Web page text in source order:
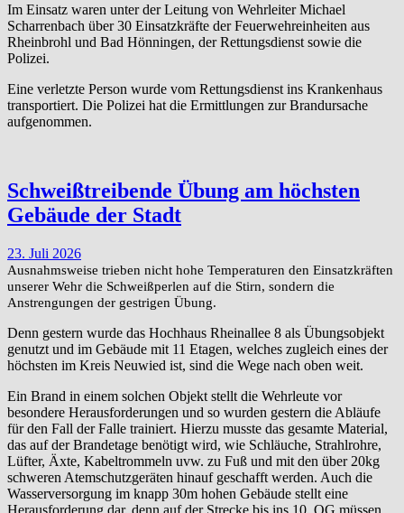
Im Einsatz waren unter der Leitung von Wehrleiter Michael
Scharrenbach über 30 Einsatzkräfte der Feuerwehreinheiten aus
Rheinbrohl und Bad Hönningen, der Rettungsdienst sowie die
Polizei.
Eine verletzte Person wurde vom Rettungsdienst ins Krankenhaus
transportiert. Die Polizei hat die Ermittlungen zur Brandursache
aufgenommen.
Schweißtreibende Übung am höchsten
Gebäude der Stadt
23. Juli 2026
Ausnahmsweise trieben nicht hohe Temperaturen den Einsatzkräften
unserer Wehr die Schweißperlen auf die Stirn, sondern die
Anstrengungen der gestrigen Übung.
Denn gestern wurde das Hochhaus Rheinallee 8 als Übungsobjekt
genutzt und im Gebäude mit 11 Etagen, welches zugleich eines der
höchsten im Kreis Neuwied ist, sind die Wege nach oben weit.
Ein Brand in einem solchen Objekt stellt die Wehrleute vor
besondere Herausforderungen und so wurden gestern die Abläufe
für den Fall der Falle trainiert. Hierzu musste das gesamte Material,
das auf der Brandetage benötigt wird, wie Schläuche, Strahlrohre,
Lüfter, Äxte, Kabeltrommeln uvw. zu Fuß und mit den über 20kg
schweren Atemschutzgeräten hinauf geschafft werden. Auch die
Wasserversorgung im knapp 30m hohen Gebäude stellt eine
Herausforderung dar, denn auf der Strecke bis ins 10. OG müssen